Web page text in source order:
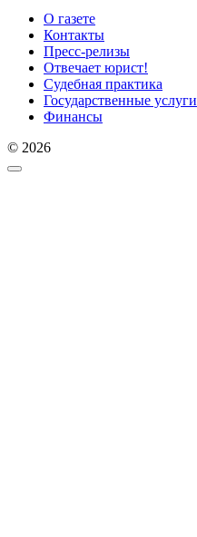
О газете
Контакты
Пресс-релизы
Отвечает юрист!
Судебная практика
Государственные услуги
Финансы
© 2026